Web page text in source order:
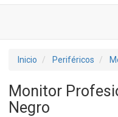
Inicio Periféricos
Monitor
Negro